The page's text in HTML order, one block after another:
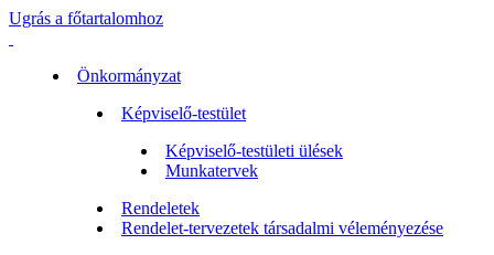
Ugrás a főtartalomhoz
Önkormányzat
Képviselő-testület
Képviselő-testületi ülések
Munkatervek
Rendeletek
Rendelet-tervezetek társadalmi véleményezése